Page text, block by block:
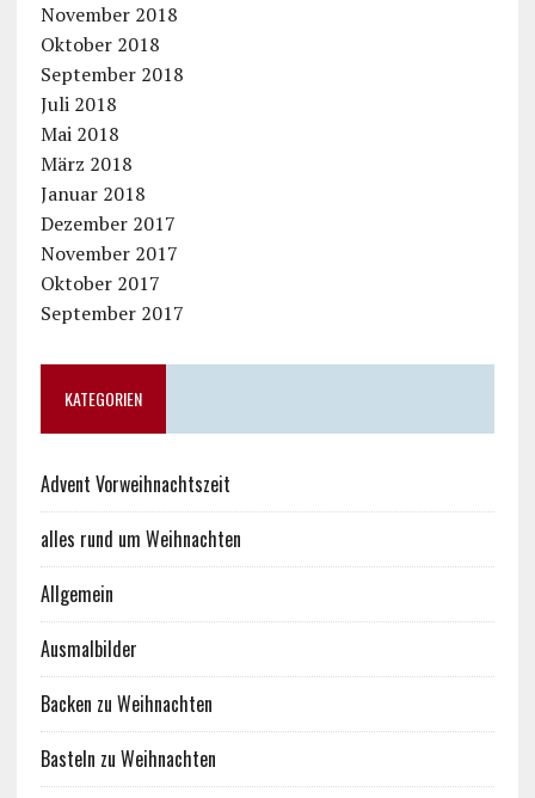
November 2018
Oktober 2018
September 2018
Juli 2018
Mai 2018
März 2018
Januar 2018
Dezember 2017
November 2017
Oktober 2017
September 2017
KATEGORIEN
Advent Vorweihnachtszeit
alles rund um Weihnachten
Allgemein
Ausmalbilder
Backen zu Weihnachten
Basteln zu Weihnachten